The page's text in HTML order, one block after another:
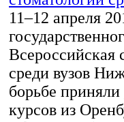
11–12 апреля
Всероссийская
среди вузов
борьбе
курсов из